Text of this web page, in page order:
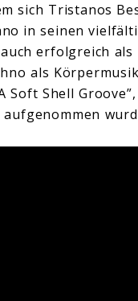
sich Tristanos
in seinen
erfolgreich
als
Shell